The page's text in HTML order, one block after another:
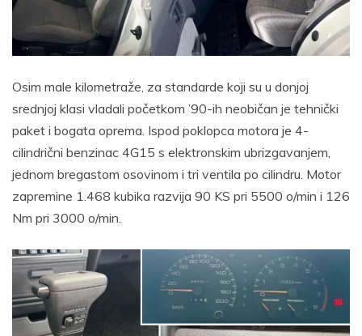
Osim male kilometraže, za standarde koji su u donjoj
srednjoj klasi vladali početkom ’90-ih neobičan je tehnički
paket i bogata oprema. Ispod poklopca motora je 4-
cilindrični benzinac 4G15 s elektronskim ubrizgavanjem,
jednom bregastom osovinom i tri ventila po cilindru. Motor
zapremine 1.468 kubika razvija 90 KS pri 5500 o/min i 126
Nm pri 3000 o/min.